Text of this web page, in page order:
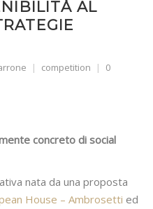
AL
competition
0
concreto di social
nata da una proposta
House – Ambrosetti ed